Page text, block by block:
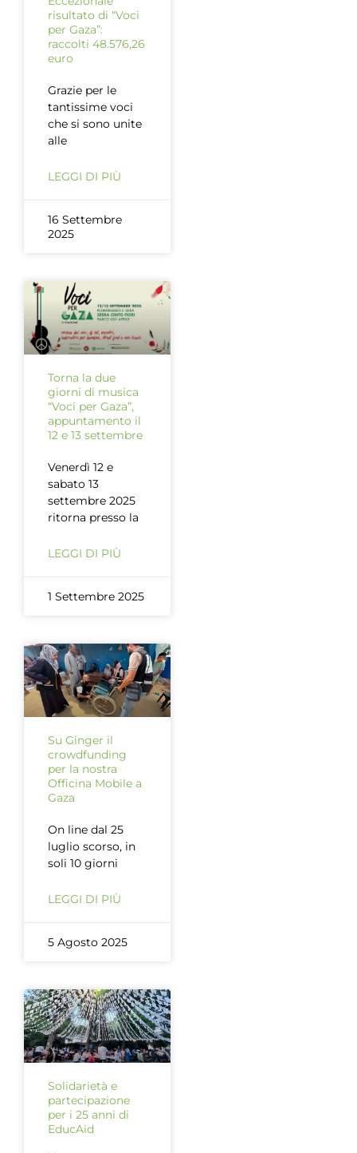
risultato di “Voci
per Gaza”:
raccolti 48.576,26
euro
Grazie per le
tantissime voci
che si sono unite
alle
LEGGI DI PIÙ
16 Settembre
2025
Torna la due
giorni di musica
“Voci per Gaza”,
appuntamento il
12 e 13 settembre
Venerdì 12 e
sabato 13
settembre 2025
ritorna presso la
LEGGI DI PIÙ
1 Settembre 2025
Su Ginger il
crowdfunding
per la nostra
Officina Mobile a
Gaza
On line dal 25
luglio scorso, in
soli 10 giorni
LEGGI DI PIÙ
5 Agosto 2025
Solidarietà e
partecipazione
per i 25 anni di
EducAid